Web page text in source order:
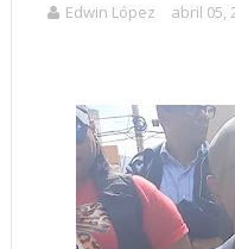
Edwin López abril 05,